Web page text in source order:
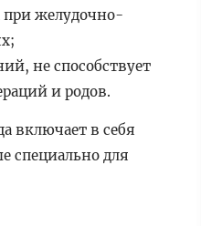
при желудочно-
не способствует
и родов.
включает в себя
специально для